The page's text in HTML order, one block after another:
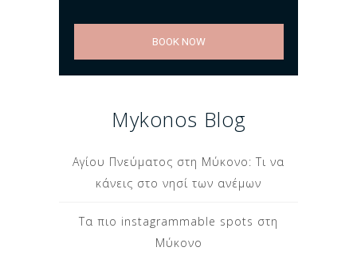
BOOK NOW
Mykonos Blog
Αγίου Πνεύματος στη Μύκονο: Τι να
κάνεις στο νησί των ανέμων
Τα πιο instagrammable spots στη
Μύκονο